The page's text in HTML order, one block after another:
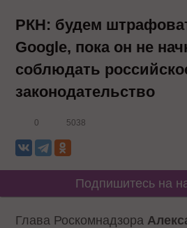
РКН: будем
Google, пока он не
соблюдать
законодательство
0 5038
Подпишитесь на
Глава Роскомнадзора